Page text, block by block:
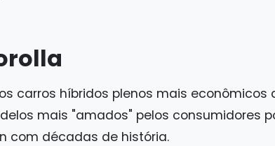
carros híbridos plenos mais econômicos
mais "amados" pelos consumidores
com décadas de história.